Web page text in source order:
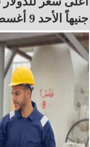
جنيهاً الأحد 9 أغسطس 2026